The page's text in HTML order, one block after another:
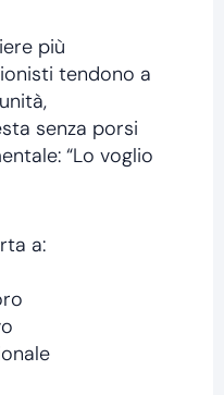
più
tendono a
senza porsi
“Lo voglio
a: